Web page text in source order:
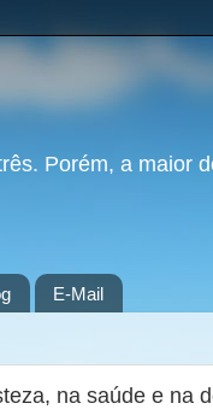
Porém, a maior
E-Mail
na saúde e na